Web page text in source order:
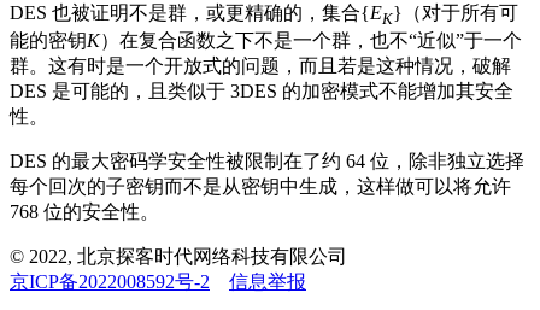
DES 也被证明不是群，或更精确的，集合{EK}（对于所有可
能的密钥K）在复合函数之下不是一个群，也不“近似”于一个
群。这有时是一个开放式的问题，而且若是这种情况，破解
DES 是可能的，且类似于 3DES 的加密模式不能增加其安全
性。
DES 的最大密码学安全性被限制在了约 64 位，除非独立选择
每个回次的子密钥而不是从密钥中生成，这样做可以将允许
768 位的安全性。
© 2022, 北京探客时代网络科技有限公司
京ICP备2022008592号-2
信息举报